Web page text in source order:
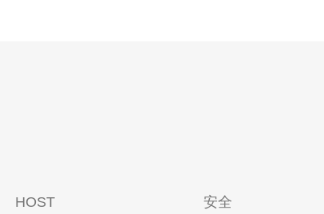
HOST 安全